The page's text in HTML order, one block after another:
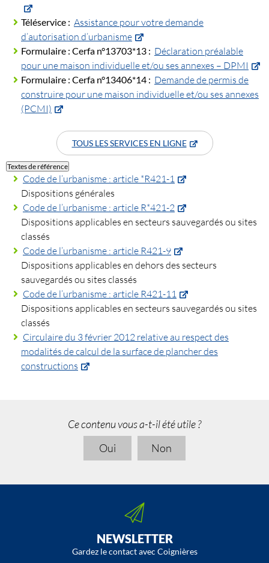
Téléservice : Assistance pour votre demande
d’autorisation d’urbanisme
Formulaire : Cerfa n°13703*13 : Déclaration préalable
pour une maison individuelle et/ou ses annexes – DPMI
Formulaire : Cerfa n°13406*14 : Demande de permis de
construire pour une maison individuelle et/ou ses annexes
(PCMI)
TOUS LES SERVICES EN LIGNE
Textes de référence
Code de l’urbanisme : article *R421-1
Dispositions générales
Code de l’urbanisme : article R*421-2
Dispositions applicables en secteurs sauvegardés ou sites
classés
Code de l’urbanisme : article R421-9
Dispositions applicables en dehors des secteurs
sauvegardés ou sites classés
Code de l’urbanisme : article R421-11
Dispositions applicables en secteurs sauvegardés ou sites
classés
Circulaire du 3 février 2012 relative au respect des
modalités de calcul de la surface de plancher des
constructions
Ce contenu vous a-t-il été utile ?
Oui
Non
NEWSLETTER
Gardez le contact avec Coignières